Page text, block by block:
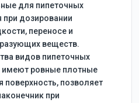
для пипеточных
при дозировании
переносе и
веществ.
видов пипеточных
имеют ровные плотные
поверхность, позволяет
при